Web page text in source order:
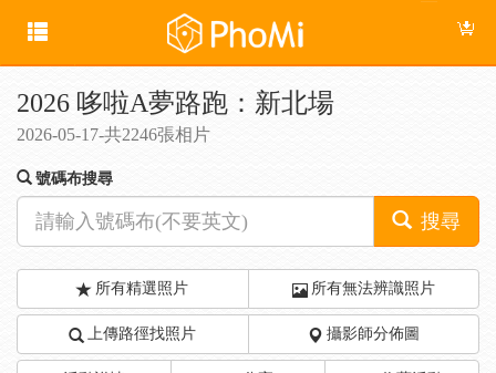
2026 哆啦A夢路跑：新北場
2026-05-17-共2246張相片
號碼布搜尋
搜尋
所有精選照片 所有無法辨識照片
上傳路徑找照片 攝影師分佈圖